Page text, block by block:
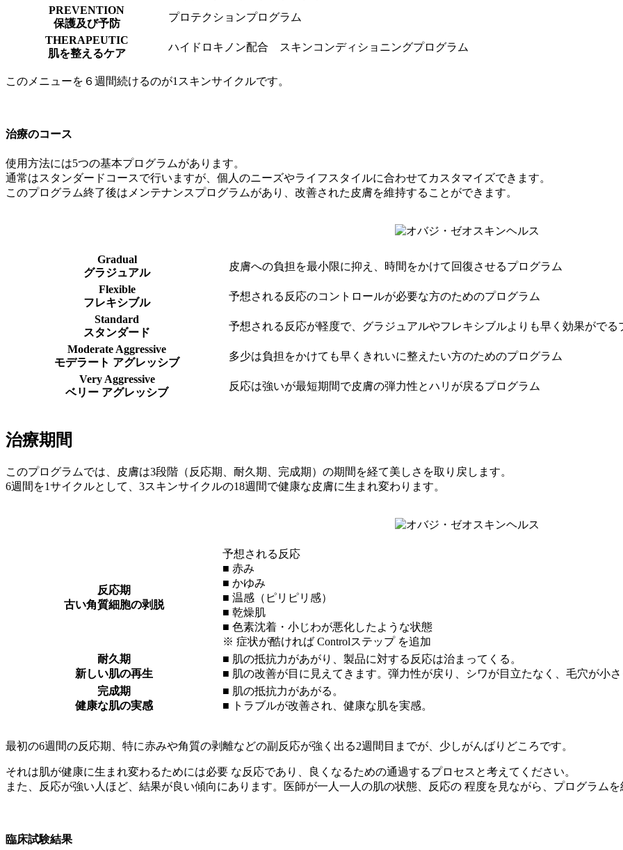
PREVENTION
保護及び予防
プロテクションプログラム
THERAPEUTIC
肌を整えるケア
ハイドロキノン配合 スキンコンディショニングプログラム
このメニューを６週間続けるのが1スキンサイクルです。
治療のコース
使用方法には5つの基本プログラムがあります。
通常はスタンダードコースで行いますが、個人のニーズやライフスタイルに合わせてカスタマイズできます。
このプログラム終了後はメンテナンスプログラムがあり、改善された皮膚を維持することができます。
Gradual
グラジュアル
皮膚への負担を最小限に抑え、時間をかけて回復させるプログラム
Flexible
フレキシブル
予想される反応のコントロールが必要な方のためのプログラム
Standard
スタンダード
予想される反応が軽度で、グラジュアルやフレキシブルよりも早く効果がでる
Moderate Aggressive
モデラート アグレッシブ
多少は負担をかけても早くきれいに整えたい方のためのプログラム
Very Aggressive
ベリー アグレッシブ
反応は強いが最短期間で皮膚の弾力性とハリが戻るプログラム
治療期間
このプログラムでは、皮膚は3段階（反応期、耐久期、完成期）の期間を経て美しさを取り戻します。
6週間を1サイクルとして、3スキンサイクルの18週間で健康な皮膚に生まれ変わります。
反応期
古い角質細胞の剥脱
予想される反応
■ 赤み
■ かゆみ
■ 温感（ピリピリ感）
■ 乾燥肌
■ 色素沈着・小じわが悪化したような状態
※ 症状が酷ければ Controlステップ を追加
耐久期
新しい肌の再生
■ 肌の抵抗力があがり、製品に対する反応は治まってくる。
■ 肌の改善が目に見えてきます。弾力性が戻り、シワが目立たなく、毛穴が小さ
完成期
健康な肌の実感
■ 肌の抵抗力があがる。
■ トラブルが改善され、健康な肌を実感。
最初の6週間の反応期、特に赤みや角質の剥離などの副反応が強く出る2週間目までが、少しがんばりどころです。
それは肌が健康に生まれ変わるためには必要 な反応であり、良くなるための通過するプロセスと考えてください。
また、反応が強い人ほど、結果が良い傾向にあります。医師が一人一人の肌の状態、反応の 程度を見ながら、プログラムを
臨床試験結果